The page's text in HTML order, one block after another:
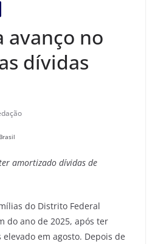
avanço no
dívidas
amortizado dívidas de
do Distrito Federal
do ano de 2025, após ter
em agosto. Depois de